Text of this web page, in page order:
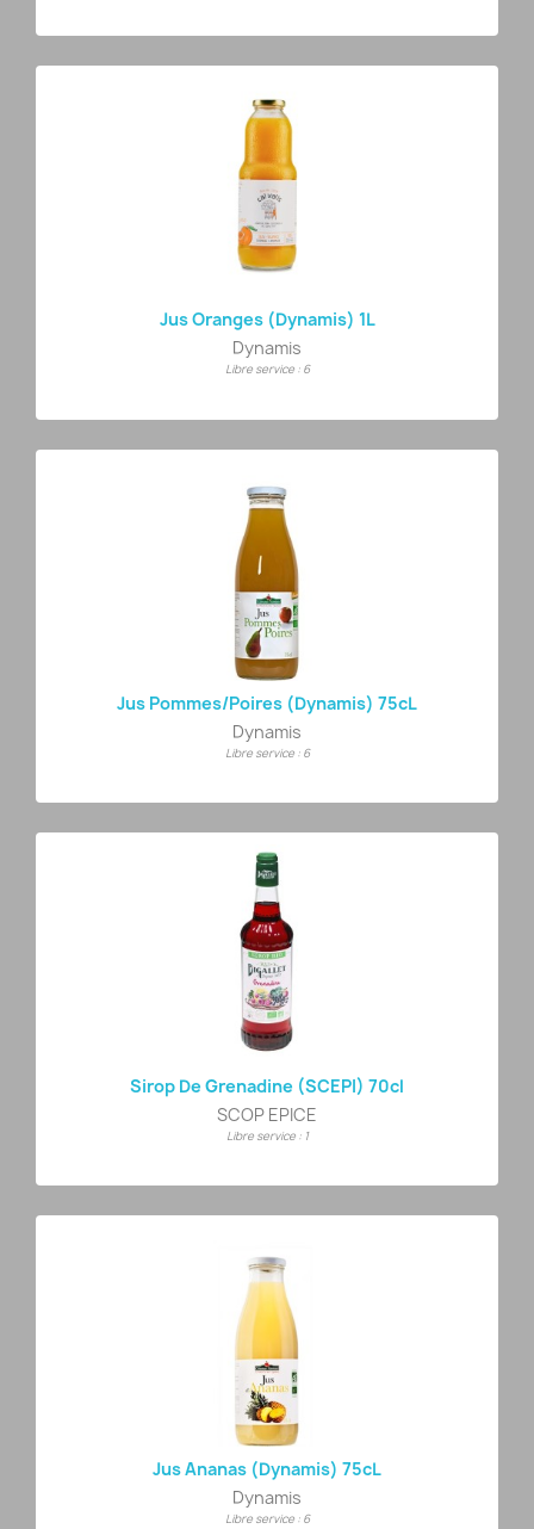
Jus Oranges (Dynamis) 1L
Dynamis
Libre service : 6
Jus Pommes/poires (Dynamis) 75cL
Dynamis
Libre service : 6
Sirop De Grenadine (SCEPI) 70cl
SCOP EPICE
Libre service : 1
Jus Ananas (Dynamis) 75cL
Dynamis
Libre service : 6